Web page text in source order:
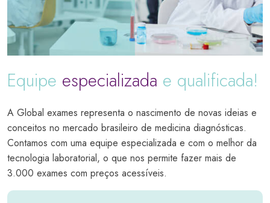
Equipe especializada e qualificada!
A Global exames representa o nascimento de novas ideias e
conceitos no mercado brasileiro de medicina diagnósticas.
Contamos com uma equipe especializada e com o melhor da
tecnologia laboratorial, o que nos permite fazer mais de
3.000 exames com preços acessíveis.